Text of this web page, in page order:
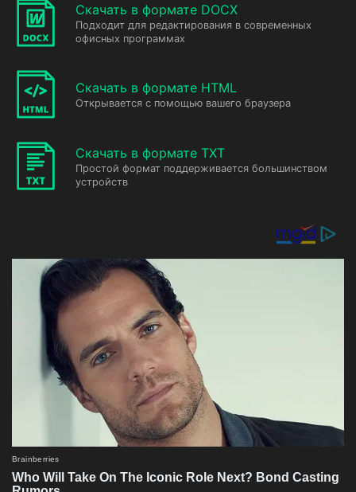
Скачать в формате DOCX
Подходит для редактирования в современных
офисных программах
Скачать в формате HTML
Открывается с помощью вашего браузера
Скачать в формате TXT
Простой формат поддерживается большинством
устройств